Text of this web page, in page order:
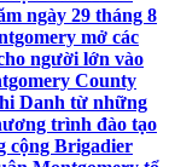
ngày 29 tháng 8
mở các
người lớn vào
County
Danh từ những
trình đào tạo
cộng Brigadier